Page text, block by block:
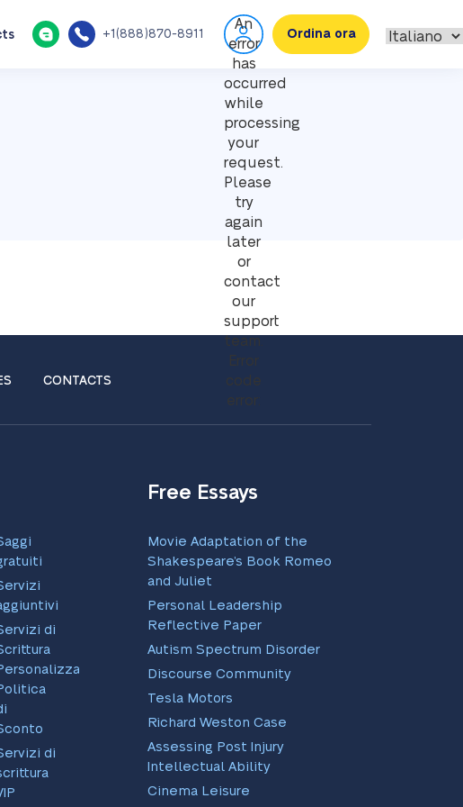
+1(888)870-8911
An
error
has
occurred
while
processing
your
request.
Please
try
again
later
or
contact
our
support
team.
Error
code
error:
Ordina ora
CONTACTS
di
di
Free Essays
Movie Adaptation of the
Shakespeare’s Book Romeo
and Juliet
Personal Leadership
Reflective Paper
Autism Spectrum Disorder
Discourse Community
Tesla Motors
Richard Weston Case
Assessing Post Injury
Intellectual Ability
Cinema Leisure